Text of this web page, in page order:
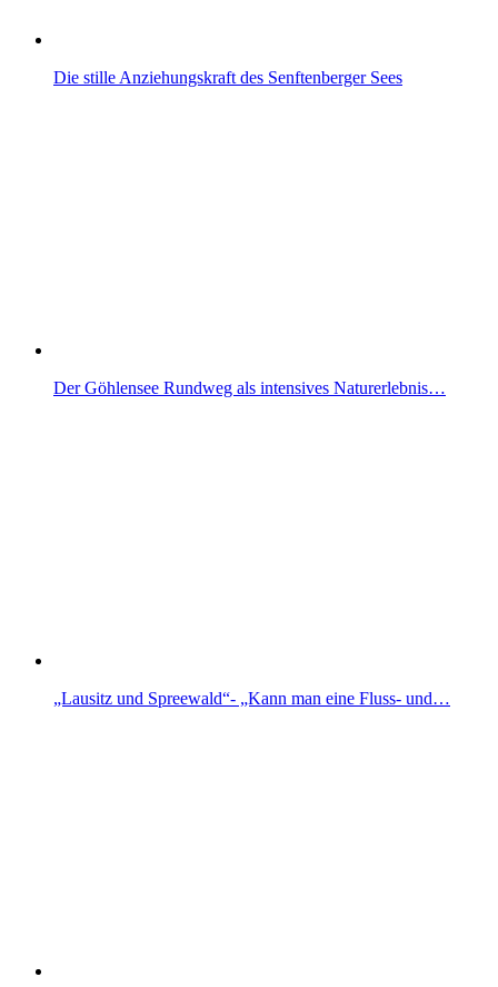
Die stille Anziehungskraft des Senftenberger Sees
Der Göhlensee Rundweg als intensives Naturerlebnis…
„Lausitz und Spreewald“- „Kann man eine Fluss- und…